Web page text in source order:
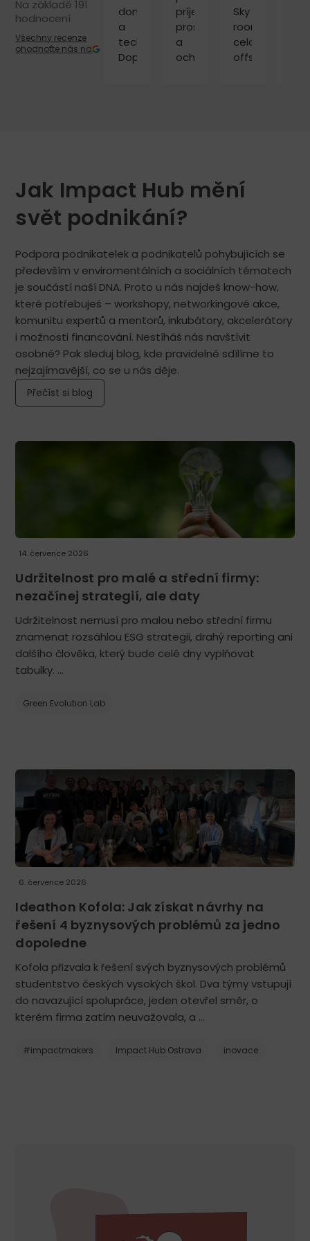
Na základě 1917
hodnocení
Všechny recenze
ohodnoťte nás na
domluva
a
technika.
Doporučuji
príjemné
prostredie
a
ochotný
príjemne,
čisto
a
Rada
sa
znovu
vrátim
a s
čistým
svedomím
môžem
doporučiť
Sky
room,
celodenný
offsite
výborne
vybavené
flipchart,
variabilné
usporiadanie,
všetko
fungovalo
bez
problémov.
Personál
počas
hodinu
problém.
Odporúčame
firemné
eventy
a
Jak Impact Hub mění
svět podnikání?
Podpora podnikatelek a podnikatelů pohybujících se
především v enviromentálních a sociálních tématech
je součástí naší DNA. Proto u nás najdeš know-how,
které potřebuješ – workshopy, networkingové akce,
komunitu expertů a mentorů, inkubátory, akcelerátory
i možnosti financování. Nestíháš nás navštívit
osobně? Pak sleduj blog, kde pravidelně sdílíme to
nejzajímavější, co se u nás děje.
Přečíst si blog
14. července 2026
Udržitelnost pro malé a střední firmy:
nezačínej strategií, ale daty
Udržitelnost nemusí pro malou nebo střední firmu
znamenat rozsáhlou ESG strategii, drahý reporting ani
dalšího člověka, který bude celé dny vyplňovat
tabulky. …
Green Evolution Lab
6. července 2026
Ideathon Kofola: Jak získat návrhy na
řešení 4 byznysových problémů za jedno
dopoledne
Kofola přizvala k řešení svých byznysových problémů
studentstvo českých vysokých škol. Dva týmy vstupují
do navazující spolupráce, jeden otevřel směr, o
kterém firma zatím neuvažovala, a …
#impactmakers Impact Hub Ostrava inovace